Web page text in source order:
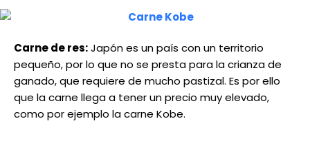
Carne de res:Japón es un país con un territorio
pequeño, por lo que no se presta para la crianza de
ganado, que requiere de mucho pastizal. Es por ello
que la carne llega a tener un precio muy elevado,
como por ejemplo la carne Kobe.